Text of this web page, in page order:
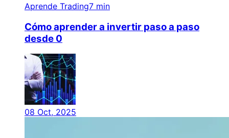
Aprende Trading7 min
Cómo aprender a invertir paso a paso
desde 0
08 Oct, 2025